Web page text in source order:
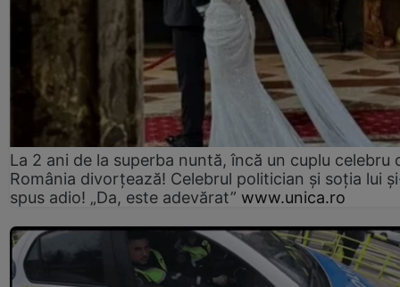
La 2 ani de la superba nuntă, încă un cuplu celebru
România divorțează! Celebrul politician și soția lui
spus adio! „Da, este adevărat” www.unica.ro